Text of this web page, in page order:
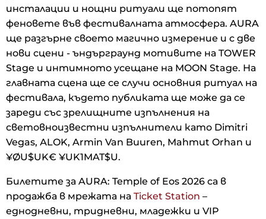
инсталации и нощни ритуали ще потопят
феновете във фестивалната атмосфера. AURA
ще разгърне своето магично измерение и с две
нови сцени - ъндърграунд мотивите на TOWER
Stage и интимното усещане на MOON Stage. На
главната сцена ще се случи основния ритуал на
фестивала, където публиката ще може да се
зареди със зрелищните изпълнения на
световноизвестни изпълнители като Dimitri
Vegas, АLOK, Armin Van Buuren, Mahmut Orhan и
¥ØU$UK€ ¥UK1MAT$U.
Билетите за AURA: Temple of Eos 2026 са в
продажба в мрежата на Ticket Station –
еднодневни, тридневни, младежки и VIP